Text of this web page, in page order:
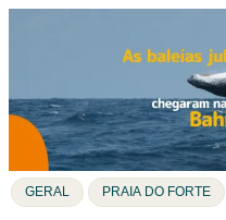
GERAL PRAIA DO FORTE